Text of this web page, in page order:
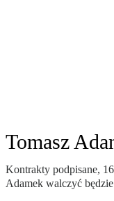
Tomasz
Kontrakty podpisane,
Adamek walczyć